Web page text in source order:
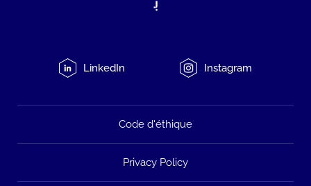
LinkedIn Instagram
Code d'éthique
Privacy Policy